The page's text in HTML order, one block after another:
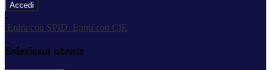
-
Entra con SPID
Entra con CIE
Seleziona utente